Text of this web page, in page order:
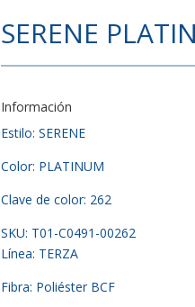
SERENE
Información
Estilo: SERENE
Color: PLATINUM
Clave de color: 262
SKU: T01-C0491-00262
Línea: TERZA
Fibra: Poliéster BCF